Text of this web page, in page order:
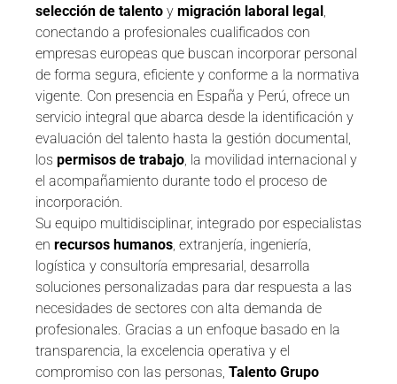
selección de talento y migración laboral legal ,
conectando a profesionales cualificados con
empresas europeas que buscan incorporar personal
de forma segura, eficiente y conforme a la normativa
vigente. Con presencia en España y Perú, ofrece un
servicio integral que abarca desde la identificación y
evaluación del talento hasta la gestión documental,
los permisos de trabajo, la movilidad internacional y
el acompañamiento durante todo el proceso de
incorporación.
Su equipo multidisciplinar, integrado por especialistas
en recursos humanos, extranjería, ingeniería,
logística y consultoría empresarial, desarrolla
soluciones personalizadas para dar respuesta a las
necesidades de sectores con alta demanda de
profesionales. Gracias a un enfoque basado en la
transparencia, la excelencia operativa y el
compromiso con las personas, Talento Grupo